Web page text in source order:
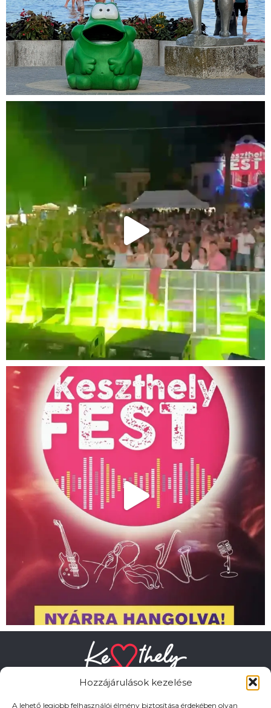
Hozzájárulások kezelése
A lehető legjobb felhasználói élmény biztosítása érdekében olyan